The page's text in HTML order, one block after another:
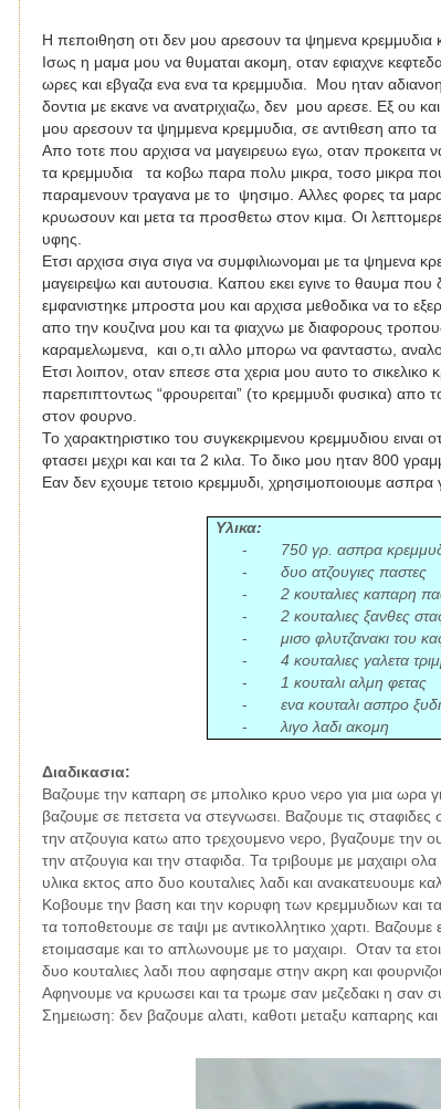
Η πεποιθηση οτι δεν μου αρεσουν τα ψημενα κρεμμυδια
Ισως η μαμα μου να θυμαται ακομη, οταν εφιαχνε
ωρες και εβγαζα ενα ενα τα κρεμμυδια. Μου ηταν
δοντια με εκανε να ανατριχιαζω, δεν μου αρεσε. Εξ ου
μου αρεσουν τα ψημμενα κρεμμυδια, σε αντιθεση απο
Απο τοτε που αρχισα να μαγειρευω εγω, οταν προκειτα
τα κρεμμυδια τα κοβω παρα πολυ μικρα, τοσο μικρα
παραμενουν τραγανα με το ψησιμο. Aλλες φορες τα
κρυωσουν και μετα τα προσθετω στον κιμα. Οι
υφης.
Ετσι αρχισα σιγα σιγα να συμφιλιωνομαι με τα ψημενα
μαγειρεψω και αυτουσια. Καπου εκει εγινε το θαυμα
εμφανιστηκε μπροστα μου και αρχισα μεθοδικα να το
απο την κουζινα μου και τα φιαχνω με διαφορους
καραμελωμενα, και ο,τι αλλο μπορω να φανταστω,
Ετσι λοιπον, οταν επεσε στα χερια μου αυτο το
παρεπιπτοντως “φρουρειται” (το κρεμμυδι φυσικα) απο
στον φουρνο.
Το χαρακτηριστικο του συγκεκριμενου κρεμμυδιου ειναι
φτασει μεχρι και και τα 2 κιλα. Το δικο μου ηταν 800
Εαν δεν εχουμε τετοιο κρεμμυδι, χρησιμοποιουμε ασπρα
Υλικα:
-
750 γρ. ασπρα
-
δυο ατζουγιες παστες
-
2 κουταλιες καπαρη
-
2 κουταλιες ξανθες
-
μισο φλυτζανακι του
-
4 κουταλιες γαλετα
-
1 κουταλι αλμη φετας
-
ενα κουταλι ασπρο ξυδι
-
λιγο λαδι ακομη
Διαδικασια:
Βαζουμε την καπαρη σε μπολικο κρυο νερο για μια ωρα
βαζουμε σε πετσετα να στεγνωσει. Βαζουμε τις
την ατζουγια κατω απο τρεχουμενο νερο, βγαζουμε την
την ατζουγια και την σταφιδα. Τα τριβουμε με μαχαιρι
υλικα εκτος απο δυο κουταλιες λαδι και ανακατευουμε
Κοβουμε την βαση και την κορυφη των κρεμμυδιων και
τα τοποθετουμε σε ταψι με αντικολλητικο χαρτι.
ετοιμασαμε και το απλωνουμε με το μαχαιρι. Οταν τα
δυο κουταλιες λαδι που αφησαμε στην ακρη και
Αφηνουμε να κρυωσει και τα τρωμε σαν μεζεδακι η σαν
Σημειωση: δεν βαζουμε αλατι, καθοτι μεταξυ καπαρης και